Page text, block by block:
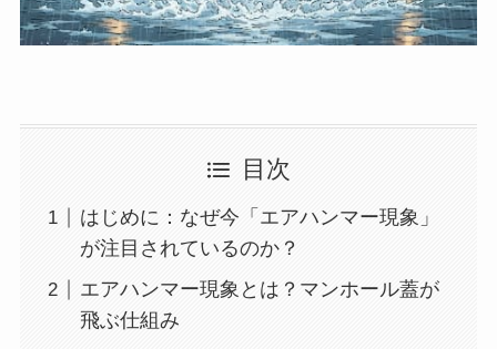
目次
はじめに：なぜ今「エアハンマー現象」
が注目されているのか？
エアハンマー現象とは？マンホール蓋が
飛ぶ仕組み